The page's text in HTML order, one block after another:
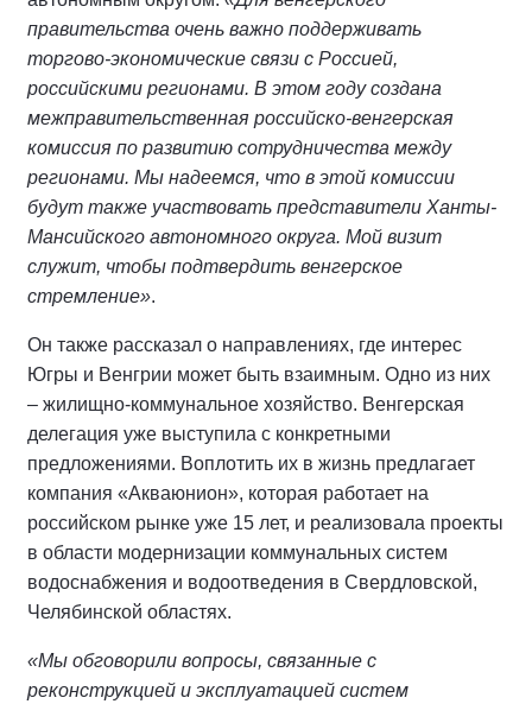
правительства очень важно поддерживать
торгово-экономические связи с Россией,
российскими регионами. В этом году создана
межправительственная российско-венгерская
комиссия по развитию сотрудничества между
регионами. Мы надеемся, что в этой комиссии
будут также участвовать представители Ханты-
Мансийского автономного округа. Мой визит
служит, чтобы подтвердить венгерское
стремление».
Он также рассказал о направлениях, где интерес
Югры и Венгрии может быть взаимным. Одно из них
– жилищно-коммунальное хозяйство. Венгерская
делегация уже выступила с конкретными
предложениями. Воплотить их в жизнь предлагает
компания «Акваюнион», которая работает на
российском рынке уже 15 лет, и реализовала проекты
в области модернизации коммунальных систем
водоснабжения и водоотведения в Свердловской,
Челябинской областях.
«Мы обговорили вопросы, связанные с
реконструкцией и эксплуатацией систем